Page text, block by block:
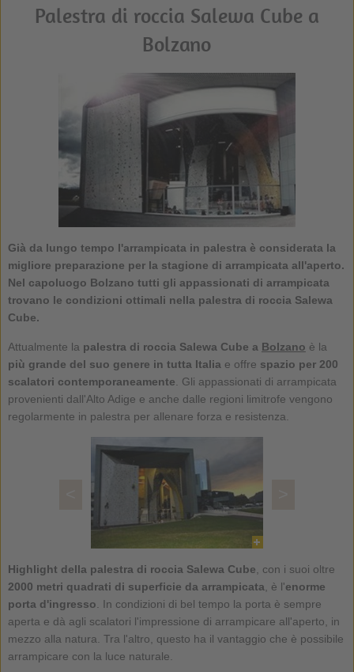
Palestra di roccia Salewa Cube a
Bolzano
Già da lungo tempo l'arrampicata in palestra è considerata la
migliore preparazione per la stagione di arrampicata all'aperto.
Nel capoluogo Bolzano tutti gli appassionati di arrampicata
trovano le condizioni ottimali nella palestra di roccia Salewa
Cube.
Attualmente la palestra di roccia Salewa Cube a Bolzano è la
più grande del suo genere in tutta Italia e offre spazio per 200
scalatori contemporaneamente . Gli appassionati di arrampicata
provenienti dall'Alto Adige e anche dalle regioni limitrofe vengono
regolarmente in palestra per allenare forza e resistenza.
Highlight della palestra di roccia Salewa Cube , con i suoi oltre
2000 metri quadrati di superficie da arrampicata , è l'enorme
porta d'ingresso . In condizioni di bel tempo la porta è sempre
aperta e dà agli scalatori l'impressione di arrampicare all'aperto, in
mezzo alla natura. Tra l'altro, questo ha il vantaggio che è possibile
arrampicare con la luce naturale.